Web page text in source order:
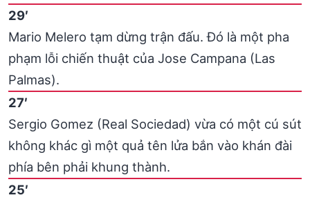
29′
Mario Melero tạm dừng trận đấu. Đó là một pha
phạm lỗi chiến thuật của Jose Campana (Las
Palmas).
27′
Sergio Gomez (Real Sociedad) vừa có một cú sút
không khác gì một quả tên lửa bắn vào khán đài
phía bên phải khung thành.
25′